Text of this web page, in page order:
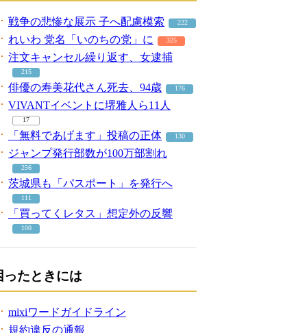
戦争の悲惨な展示 子へ配慮模索 222
れいわ 党名「いのちの党」に 325
注文キャンセル繰り返す、女逮捕
215
俳優の寿美花代さん死去、94歳 176
VIVANTイベントに堺雅人ら11人
17
「無料であげます」投稿の正体 130
ジャンプ発行部数が100万部割れ
256
茨城県も「パスポート」を発行へ
111
「買ってくレタス」想定外の反響
100
ったときには
mixiワードガイドライン
規約違反の通報